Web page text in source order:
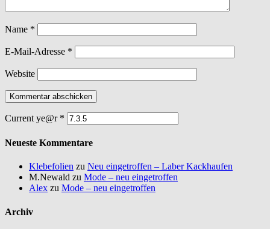
Name *
E-Mail-Adresse *
Website
Current ye@r *
Neueste Kommentare
Klebefolien zu Neu eingetroffen – Laber Kackhaufen
M.Newald zu Mode – neu eingetroffen
Alex zu Mode – neu eingetroffen
Archiv